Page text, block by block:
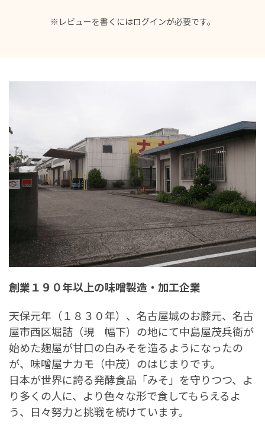
※レビューを書くにはログインが必要です。
創業１９０年以上の味噌製造・加工企業
天保元年（１８３０年）、名古屋城のお膝元、名古
屋市西区堀詰（現 幅下）の地にて中島屋茂兵衛が
始めた麹屋が甘口の白みそを造るようになったの
が、味噌屋ナカモ（中茂）のはじまりです。
日本が世界に誇る発酵食品「みそ」を守りつつ、よ
り多くの人に、より色々な形で食してもらえるよ
う、日々努力と挑戦を続けています。